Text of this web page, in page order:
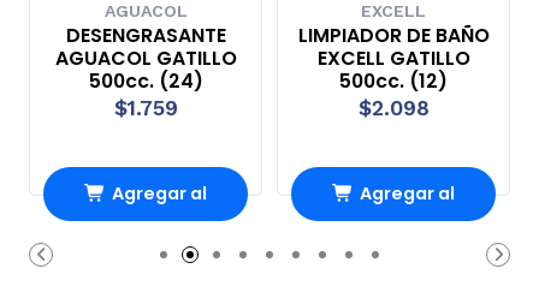
AGUACOL
DESENGRASANTE
AGUACOL GATILLO
500cc. (24)
$1.759
Agregar al
carrito
EXCELL
LIMPIADOR DE BAÑO
EXCELL GATILLO
500cc. (12)
$2.098
Agregar al
carrito